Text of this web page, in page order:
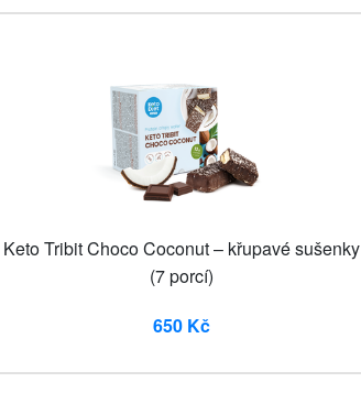
Keto Tribit Choco Coconut – křupavé sušenky
(7 porcí)
650 Kč